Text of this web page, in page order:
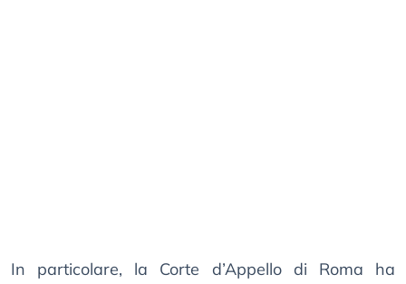
In particolare, la Corte d’Appello di Roma ha